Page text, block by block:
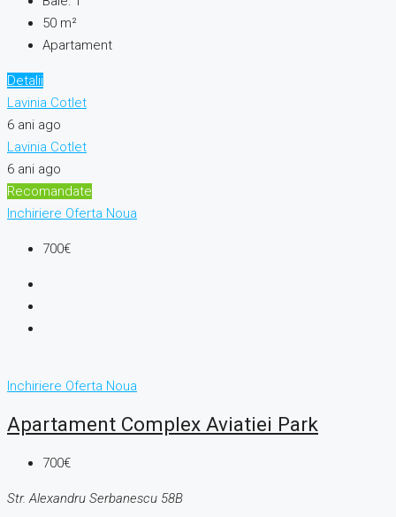
50 m²
Apartament
Detalii
Lavinia Cotlet
6 ani ago
Lavinia Cotlet
6 ani ago
Recomandate
Inchiriere Oferta Noua
700€
Inchiriere Oferta Noua
Apartament Complex Aviatiei Park
700€
Str. Alexandru Serbanescu 58B